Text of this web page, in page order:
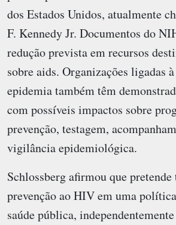
dos Estados Unidos, atualmente
F. Kennedy Jr. Documentos do
redução prevista em recursos
sobre aids. Organizações ligadas
epidemia também têm
com possíveis impactos sobre
prevenção, testagem,
vigilância epidemiológica.
Schlossberg afirmou que
prevenção ao HIV em uma
saúde pública,